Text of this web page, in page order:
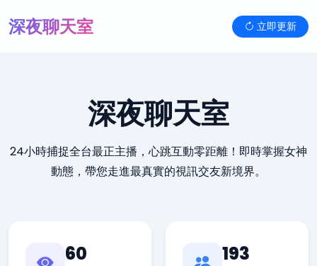
深夜聊天室 立即更新
深夜聊天室
24小時捕捉全台最正主播，心跳互動零距離！即時掌握女神
動態，帶您走進最真實的視訊交友新境界。
60 193